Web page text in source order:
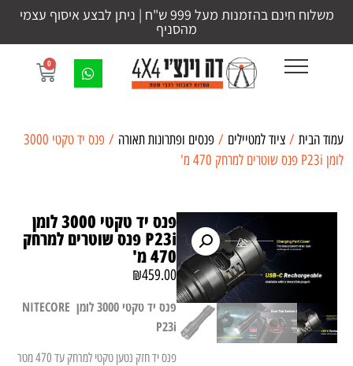
משלוח חינם בהזמנות מעל 999 ש"ח | ניתן לבצע איסוף עצמי
מהסניף
0
עמוד הבית / ציוד למטיילים / פנסים ופתרונות תאורה
/ פנס יד טקטי 3000
לומן P23i פנס שוטרים למרחק 470 מ'
פנס יד טקטי 3000 לומן
P23i פנס שוטרים למרחק
470 מ'
₪459.00
פנס יד טקטי 3000 לומן NITECORE
P23i
פנס יד חזק נטען טקטי למרחק עד 470 מטר